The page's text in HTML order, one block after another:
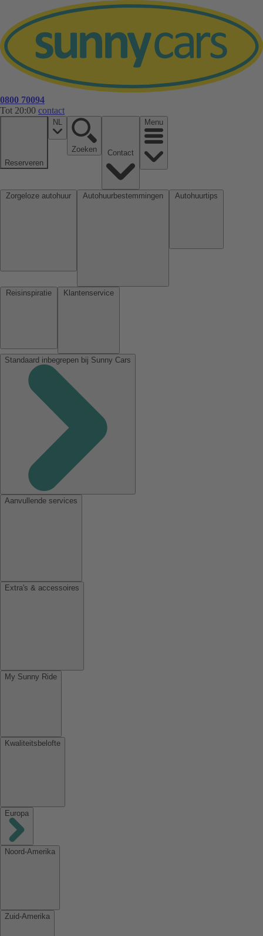
0800 70094
Tot 20:00 contact
Reserveren
NL
Zoeken
Menu
Standaard inbegrepen bij Sunny Cars
Aanvullende services
Extra's & accessoires
My Sunny Ride
Kwaliteitsbelofte
Europa
Noord-Amerika
Zuid-Amerika